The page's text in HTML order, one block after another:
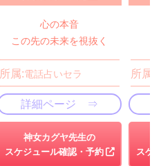
心の本音
この先の未来を視抜く
所属:電話占いセラ
詳細ページ ⇒
神女カグヤ先生の
スケジュール確認・予約
所属:
スケ